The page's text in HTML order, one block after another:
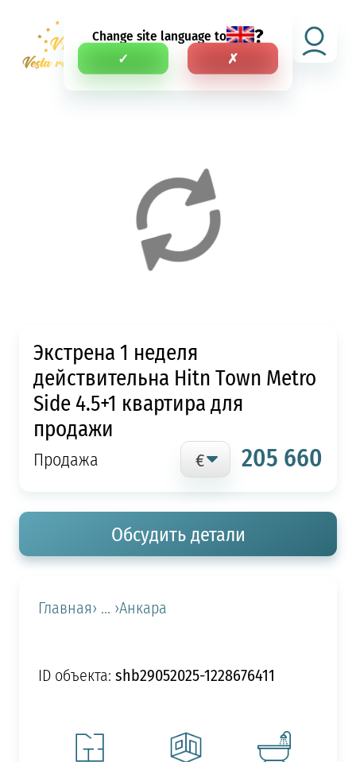
Change site language to ?
✓ ✗
RU
Экстрена 1 неделя
действительна Hitn Town Metro
Side 4.5+1 квартира для
продажи
Продажа 205 660
Обсудить детали
Главная› ... ›Анкара
ID объекта: shb29052025-1228676411